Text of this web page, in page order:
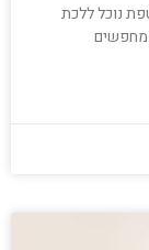
נוכל ללכת
מחפשים